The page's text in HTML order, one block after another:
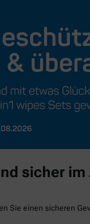
sicher im
Sie einen sicheren